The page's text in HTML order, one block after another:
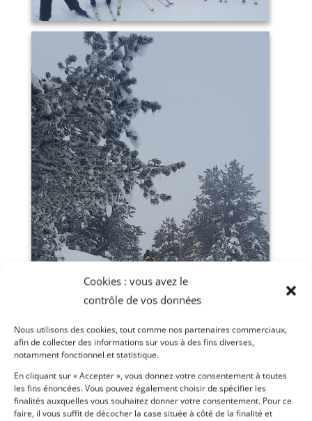
Cookies : vous avez le
contrôle de vos données
Nous utilisons des cookies, tout comme nos partenaires commerciaux,
afin de collecter des informations sur vous à des fins diverses,
notamment fonctionnel et statistique.
En cliquant sur « Accepter », vous donnez votre consentement à toutes
les fins énoncées. Vous pouvez également choisir de spécifier les
finalités auxquelles vous souhaitez donner votre consentement. Pour ce
faire, il vous suffit de décocher la case située à côté de la finalité et